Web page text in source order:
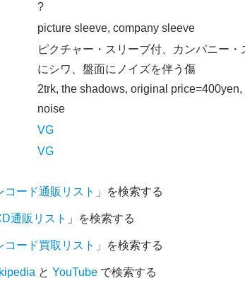
?
picture sleeve, company sleeve
ピクチャー・スリーブ付、カンパニー
にシワ、盤面にノイズを伴う傷
2trk, the shadows, original
noise
VG
VG
ード通販リスト 」を検索する
通販リスト 」を検索する
ード買取リスト 」を検索する
と YouTube で検索する